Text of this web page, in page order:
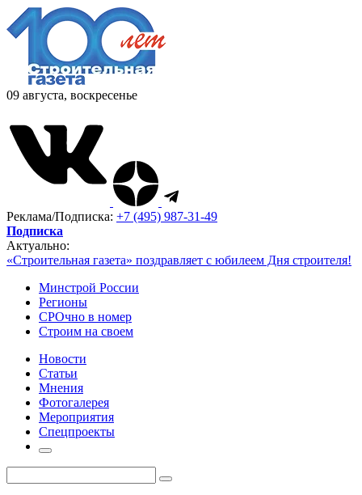
09 августа, воскресенье
Реклама/Подписка: +7 (495) 987-31-49
Подписка
Актуально:
«Строительная газета» поздравляет с юбилеем Дня строителя!
Минстрой России
Регионы
СРОчно в номер
Строим на своем
Новости
Статьи
Мнения
Фотогалерея
Мероприятия
Спецпроекты